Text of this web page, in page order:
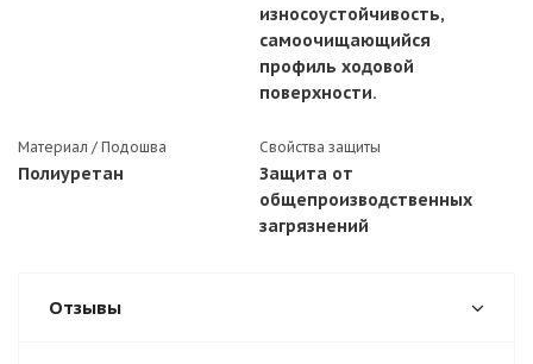
износоустойчивость,
самоочищающийся
профиль ходовой
поверхности.
Материал / Подошва
Полиуретан
Свойства защиты
Защита от
общепроизводственных
загрязнений
Отзывы